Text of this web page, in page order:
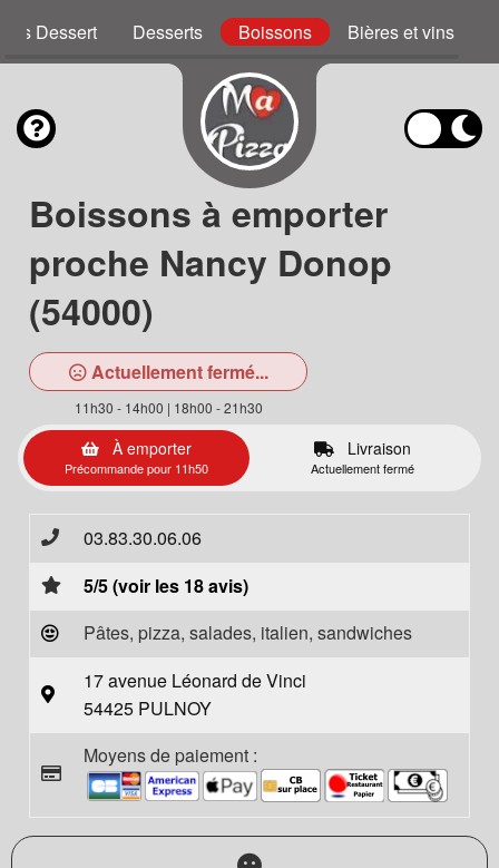
Dessert Desserts Boissons Bières et vins
Boissons à emporter
proche Nancy Donop
(54000)
Actuellement fermé...
11h30 - 14h00 | 18h00 - 21h30
À emporter
Précommande pour 11h50
Livraison
Actuellement fermé
03.83.30.06.06
5/5 (voir les 18 avis)
Pâtes, pizza, salades, italien, sandwiches
17 avenue Léonard de Vinci
54425 PULNOY
Moyens de paiement :